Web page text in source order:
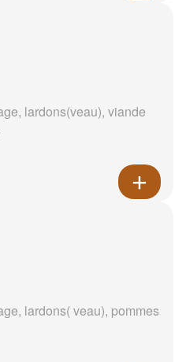
lardons(veau), viande
lardons( veau), pommes